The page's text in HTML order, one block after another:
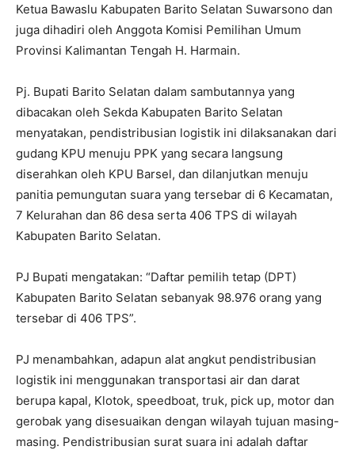
Ketua Bawaslu Kabupaten Barito Selatan Suwarsono dan
juga dihadiri oleh Anggota Komisi Pemilihan Umum
Provinsi Kalimantan Tengah H. Harmain.
Pj. Bupati Barito Selatan dalam sambutannya yang
dibacakan oleh Sekda Kabupaten Barito Selatan
menyatakan, pendistribusian logistik ini dilaksanakan dari
gudang KPU menuju PPK yang secara langsung
diserahkan oleh KPU Barsel, dan dilanjutkan menuju
panitia pemungutan suara yang tersebar di 6 Kecamatan,
7 Kelurahan dan 86 desa serta 406 TPS di wilayah
Kabupaten Barito Selatan.
PJ Bupati mengatakan: “Daftar pemilih tetap (DPT)
Kabupaten Barito Selatan sebanyak 98.976 orang yang
tersebar di 406 TPS”.
PJ menambahkan, adapun alat angkut pendistribusian
logistik ini menggunakan transportasi air dan darat
berupa kapal, Klotok, speedboat, truk, pick up, motor dan
gerobak yang disesuaikan dengan wilayah tujuan masing-
masing. Pendistribusian surat suara ini adalah daftar